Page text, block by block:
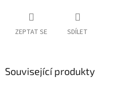
ZEPTAT SE SDÍLET
Související produkty